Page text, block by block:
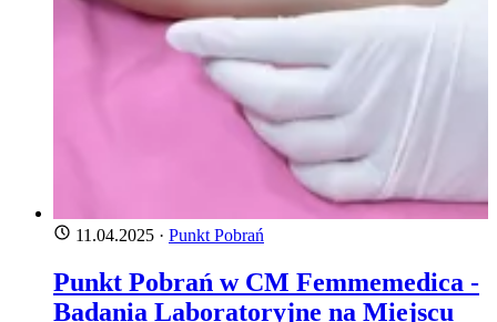
11.04.2025 · Punkt Pobrań
Punkt Pobrań w CM Femmemedica -
Badania Laboratoryjne na Miejscu